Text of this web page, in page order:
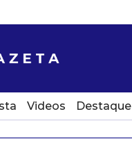
Videos Destaque